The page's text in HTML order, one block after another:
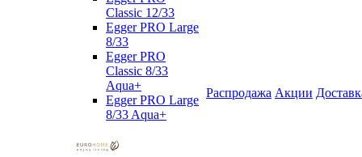
Classic 12/33
Egger PRO Large
8/33
Egger PRO
Classic 8/33
Aqua+
Egger PRO Large
8/33 Aqua+
Распродажа Акции